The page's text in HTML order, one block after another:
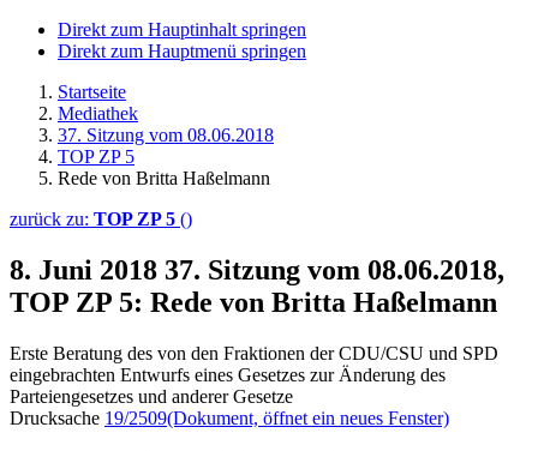
Direkt zum Hauptinhalt springen
Direkt zum Hauptmenü springen
Startseite
Mediathek
37. Sitzung vom 08.06.2018
TOP ZP 5
Rede von Britta Haßelmann
zurück zu: TOP ZP 5 ()
8. Juni 2018 37. Sitzung vom 08.06.2018,
TOP ZP 5: Rede von Britta Haßelmann
Erste Beratung des von den Fraktionen der CDU/CSU und SPD
eingebrachten Entwurfs eines Gesetzes zur Änderung des
Parteiengesetzes und anderer Gesetze
Drucksache 19/2509(Dokument, öffnet ein neues Fenster)